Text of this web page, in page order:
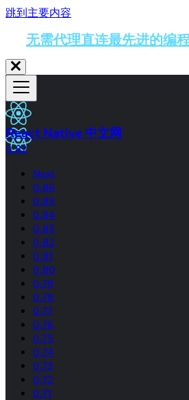
跳到主要内容
无需代理直连最先进的编
React Native 中文网
0.82
Next
0.86
0.85
0.84
0.83
0.82
0.81
0.80
0.79
0.78
0.77
0.76
0.75
0.74
0.73
0.72
0.71